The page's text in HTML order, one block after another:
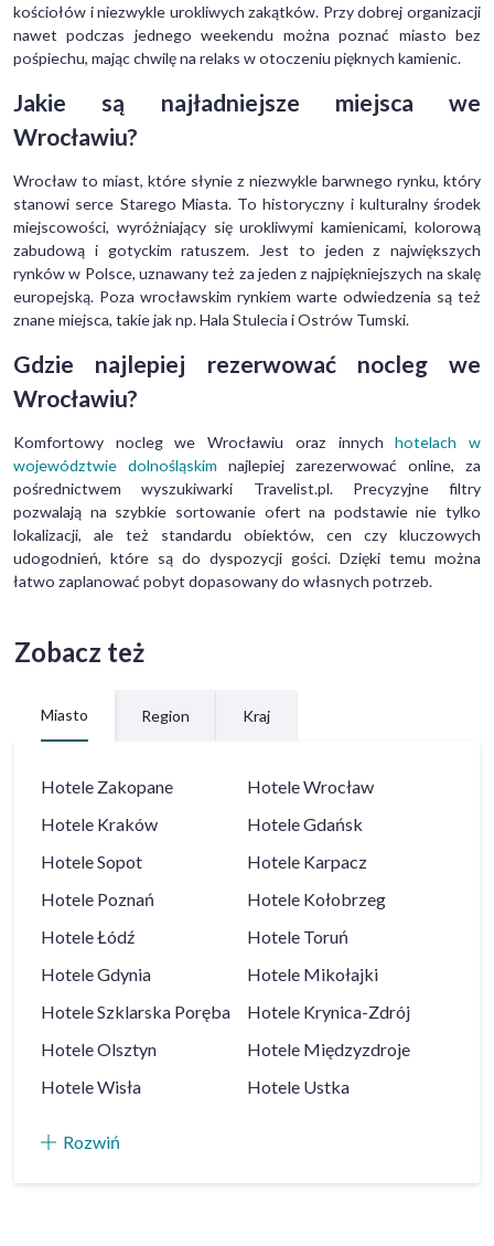
kościołów i niezwykle urokliwych zakątków. Przy dobrej organizacji
nawet podczas jednego weekendu można poznać miasto bez
pośpiechu, mając chwilę na relaks w otoczeniu pięknych kamienic.
Jakie są najładniejsze miejsca we
Wrocławiu?
Wrocław to miast, które słynie z niezwykle barwnego rynku, który
stanowi serce Starego Miasta. To historyczny i kulturalny środek
miejscowości, wyróżniający się urokliwymi kamienicami, kolorową
zabudową i gotyckim ratuszem. Jest to jeden z największych
rynków w Polsce, uznawany też za jeden z najpiękniejszych na skalę
europejską. Poza wrocławskim rynkiem warte odwiedzenia są też
znane miejsca, takie jak np. Hala Stulecia i Ostrów Tumski.
Gdzie najlepiej rezerwować nocleg we
Wrocławiu?
Komfortowy nocleg we Wrocławiu oraz innychhotelach w
województwie dolnośląskim najlepiej zarezerwować online, za
pośrednictwem wyszukiwarki Travelist.pl. Precyzyjne filtry
pozwalają na szybkie sortowanie ofert na podstawie nie tylko
lokalizacji, ale też standardu obiektów, cen czy kluczowych
udogodnień, które są do dyspozycji gości. Dzięki temu można
łatwo zaplanować pobyt dopasowany do własnych potrzeb.
Zobacz też
Miasto Region Kraj
Hotele Zakopane HoteleWrocław
Hotele Kraków HoteleGdańsk
HoteleSopot Hotele Karpacz
Hotele Poznań Hotele Kołobrzeg
HoteleŁódź Hotele Toruń
HoteleGdynia Hotele Mikołajki
HoteleSzklarska Poręba Hotele Krynica-Zdrój
HoteleOlsztyn Hotele Międzyzdroje
HoteleWisła Hotele Ustka
Rozwiń